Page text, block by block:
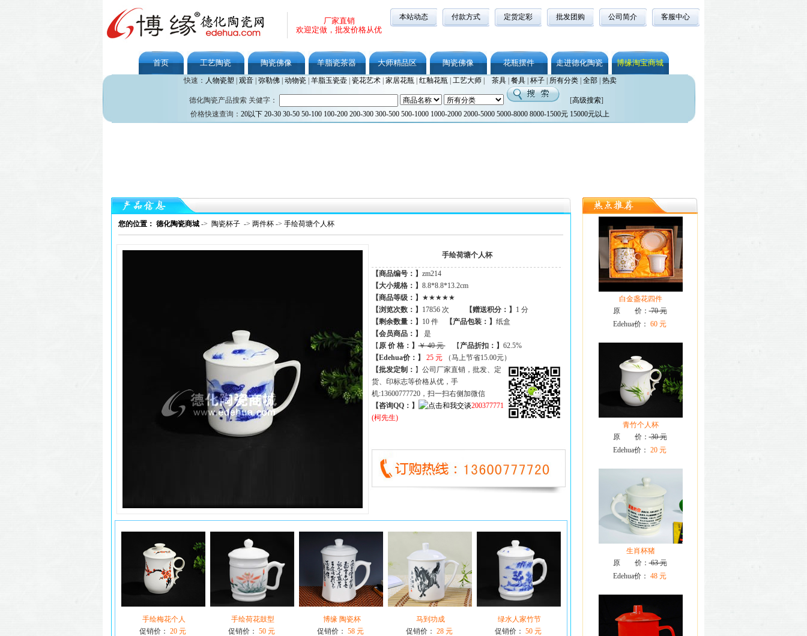
厂家直销
欢迎定做，批发价格从优
本站动态 付款方式 定货定彩 批发团购 公司简介 客服中心
首页 工艺陶瓷 陶瓷佛像 羊脂瓷茶器 大师精品区 陶瓷佛像 花瓶摆件 走进德化陶瓷 博缘淘宝商城
快速： 人物瓷塑 观音| 弥勒佛| 动物瓷| 羊脂玉瓷壶| 瓷花艺术| 家居花瓶| 红釉花瓶| 工艺大师| 茶具| 餐具| 杯子| 所有分类| 全部| 热卖
德化陶瓷产品搜索 关健字： [高级搜索]
价格快速查询： 20以下 20-30 30-50 50-100 100-200 200-300 300-500 500-1000 1000-2000 2000-5000 5000-8000 8000-1500元 15000元以上
您的位置： 德化陶瓷商城 -> 陶瓷杯子 -> 两件杯 -> 手绘荷塘个人杯
手绘荷塘个人杯
【商品编号：】 zm214
【大小规格：】 8.8*8.8*13.2cm
【商品等级：】
★★★★★
【浏览次数：】 17856 次 【赠送积分：】
1 分
【剩余数量：】 10 件【产品包装：】 纸盒
【会员商品： 】
是
【 原 价 格： 】￥ 40 元【 产品折扣： 】 62.5%
【Edehua价：】
25 元
（马上节省15.00元）
【批发定制： 】公司厂家直销，批发、定
货、印标志等价格从优，手
机:13600777720，扫一扫右侧加微信
【咨询QQ：】
200377771
(柯先生)
手绘梅花个人
促销价： 20 元
手绘荷花鼓型
促销价： 50 元
博缘 陶瓷杯
促销价： 58 元
马到功成
促销价： 28 元
绿水人家竹节
促销价： 50 元
白金盏花四件
原 价：70 元
Edehua价： 60 元
青竹个人杯
原 价：30 元
Edehua价： 20 元
生肖杯猪
原 价：63 元
Edehua价： 48 元